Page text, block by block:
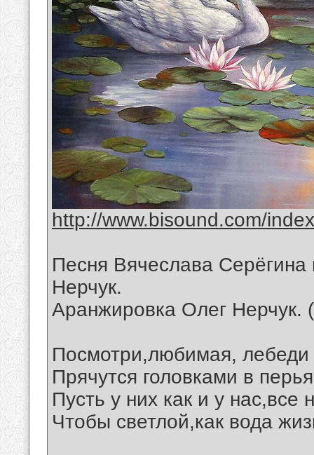
http://www.bisound.com/
Песня Вячеслава
Нерчук.
Аранжировка Олег Нерчук.
Посмотри,любимая, лебеди
Прячутся головками в
Пусть у них как и у нас,все
Чтобы светлой,как вода